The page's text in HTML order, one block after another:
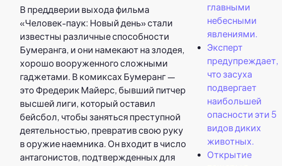
В преддверии выхода фильма
«Человек-паук: Новый день» стали
известны различные способности
Бумеранга, и они намекают на злодея,
хорошо вооруженного сложными
гаджетами. В комиксах Бумеранг —
это Фредерик Майерс, бывший питчер
высшей лиги, который оставил
бейсбол, чтобы заняться преступной
деятельностью, превратив свою руку
в оружие наемника. Он входит в число
антагонистов, подтвержденных для
главными
небесными
явлениями.
Эксперт
предупреждает,
что засуха
подвергает
наибольшей
опасности эти 5
видов диких
животных.
Открытие